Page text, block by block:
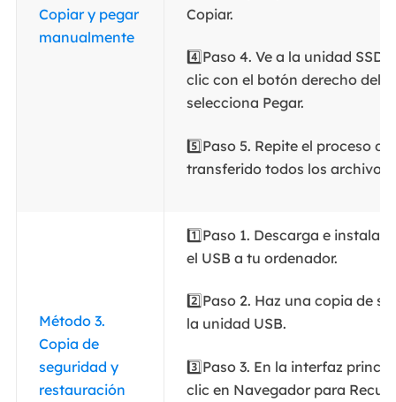
Copiar y pegar
manualmente
Copiar.
4️⃣Paso 4. Ve a la unidad
clic con el botón derecho del
selecciona Pegar.
5️⃣Paso 5. Repite el proceso
transferido todos los archivos.
Método 3.
Copia de
seguridad y
restauración
1️⃣Paso 1. Descarga e instala
el USB a tu ordenador.
2️⃣Paso 2. Haz una copia de
la unidad USB.
3️⃣Paso 3. En la interfaz
clic en Navegador para